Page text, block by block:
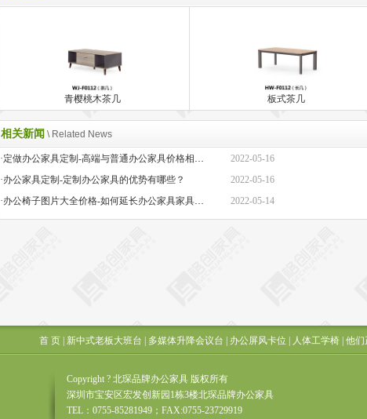
青樱桃木茶几 板式茶几
相关新闻 \ Related News
·定做办公家具定制-高端与普通办公家具价格相差巨大的原因是什么？ 2022-05-16
·办公家具定制-定制办公家具的优势有哪些？
2022-05-16
·办公椅子图片大全价格-如何延长办公家具家具的保质期？
2022-05-14
首 页| 新中式老板大班台 多媒体升降会议台 办公屏风卡位 人体工学椅| 他们
Copyright ? 北琛品牌办公家具 版权所有
深圳市宝安区宏发创新园1栋3楼北琛品牌办公家具
TEL：0755-85281949；FAX:0755-23729919